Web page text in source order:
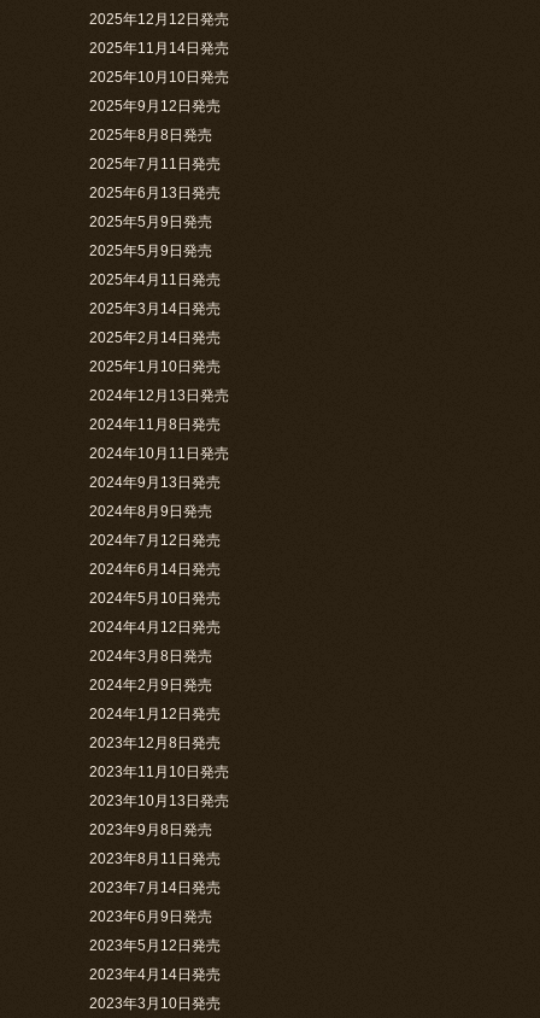
2025年12月12日発売
2025年11月14日発売
2025年10月10日発売
2025年9月12日発売
2025年8月8日発売
2025年7月11日発売
2025年6月13日発売
2025年5月9日発売
2025年5月9日発売
2025年4月11日発売
2025年3月14日発売
2025年2月14日発売
2025年1月10日発売
2024年12月13日発売
2024年11月8日発売
2024年10月11日発売
2024年9月13日発売
2024年8月9日発売
2024年7月12日発売
2024年6月14日発売
2024年5月10日発売
2024年4月12日発売
2024年3月8日発売
2024年2月9日発売
2024年1月12日発売
2023年12月8日発売
2023年11月10日発売
2023年10月13日発売
2023年9月8日発売
2023年8月11日発売
2023年7月14日発売
2023年6月9日発売
2023年5月12日発売
2023年4月14日発売
2023年3月10日発売